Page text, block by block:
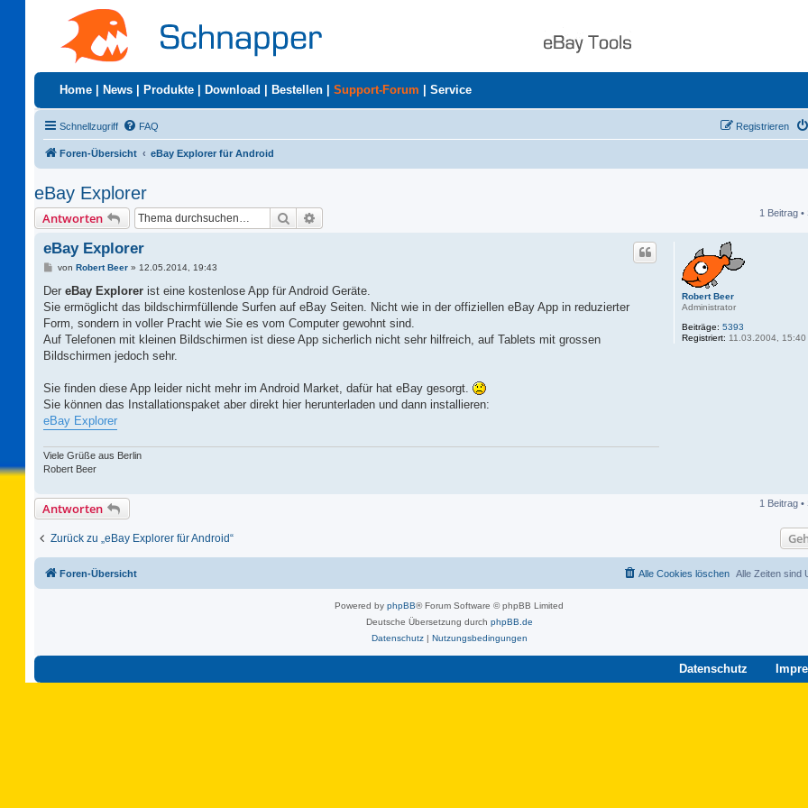
Home News Produkte Download Bestellen Support-Forum Service
Schnellzugriff FAQ Registrieren
Foren-Übersicht eBay Explorer für Android
eBay Explorer
Antworten Suche 1 Beitrag •
Robert Beer
Administrator
Beiträge: 5393
Registriert: 11.03.2004, 15:40
eBay Explorer
B
i
r
a
von Robert Beer» 12.05.2014, 19:43
Der eBay Explorer ist eine kostenlose App für Android Geräte.
Sie ermöglicht das bildschirmfüllende Surfen auf eBay Seiten. Nicht wie in der offiziellen eBay App in reduzierter
Form, sondern in voller Pracht wie Sie es vom Computer gewohnt sind.
Auf Telefonen mit kleinen Bildschirmen ist diese App sicherlich nicht sehr hilfreich, auf Tablets mit grossen
Bildschirmen jedoch sehr.
Sie finden diese App leider nicht mehr im Android Market, dafür hat eBay gesorgt.
Sie können das Installationspaket aber direkt hier herunterladen und dann installieren:
eBay Explorer
Viele Grüße aus Berlin
Robert Beer
Antworten 1 Beitrag •
Zurück zu „eBay Explorer für Android“
Foren-Übersicht Alle Zeiten sind
Alle Cookies löschen
Powered by phpBB® Forum Software © phpBB Limited
Deutsche Übersetzung durch phpBB.de
Datenschutz| Nutzungsbedingungen
Datenschutz